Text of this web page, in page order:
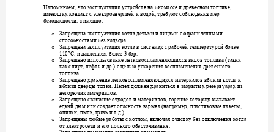
Напоминаем, что эксплуатация устройств на биомассе и древесном топливе,
имеющих контакт с электроэнергией и водой, требуют соблюдения мер
безопасности, а именно:
o Запрещена эксплуатация котла детьми и лицами с ограниченными
способностями без надзора.
o Запрещена эксплуатация котла в системах с рабочей температурой более
110°C. и давлением более 3 бар.
o Запрещено использование легковоспламеняющихся видов топлива (таких
как спирт, нефть и др.) с целью ускорения воспламенения древесного
топлива.
o Запрещено хранение легковоспламеняющихся материалов вблизи котла и
вблизи дверцы топки. Пепел должен храниться в закрытых резервуарах из
негорючих материалов.
o Запрещено сжигание отходов и материалов, горение которых вызывает
едкий дым или создает опасность взрыва (например, пластиковые пакеты,
опилки, пыль, грязь и т.д.).
o Запрещены любые работы с котлом, включая очистку без отключения котла
от электросети и его полного обесточивания.